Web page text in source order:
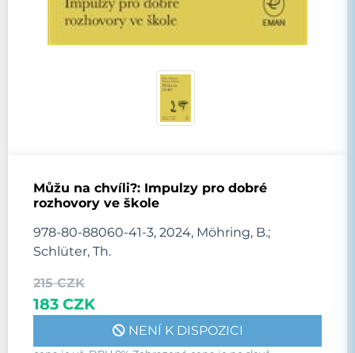
Můžu na chvíli?: Impulzy pro dobré
rozhovory ve škole
978-80-88060-41-3, 2024, Möhring, B.;
Schlüter, Th.
215 CZK
183 CZK
NENÍ K DISPOZICI